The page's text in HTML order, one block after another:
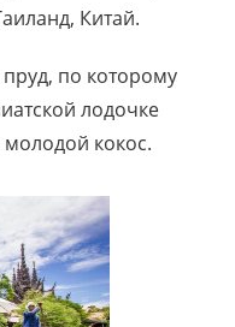
Китай.
по которому
лодочке
кокос.